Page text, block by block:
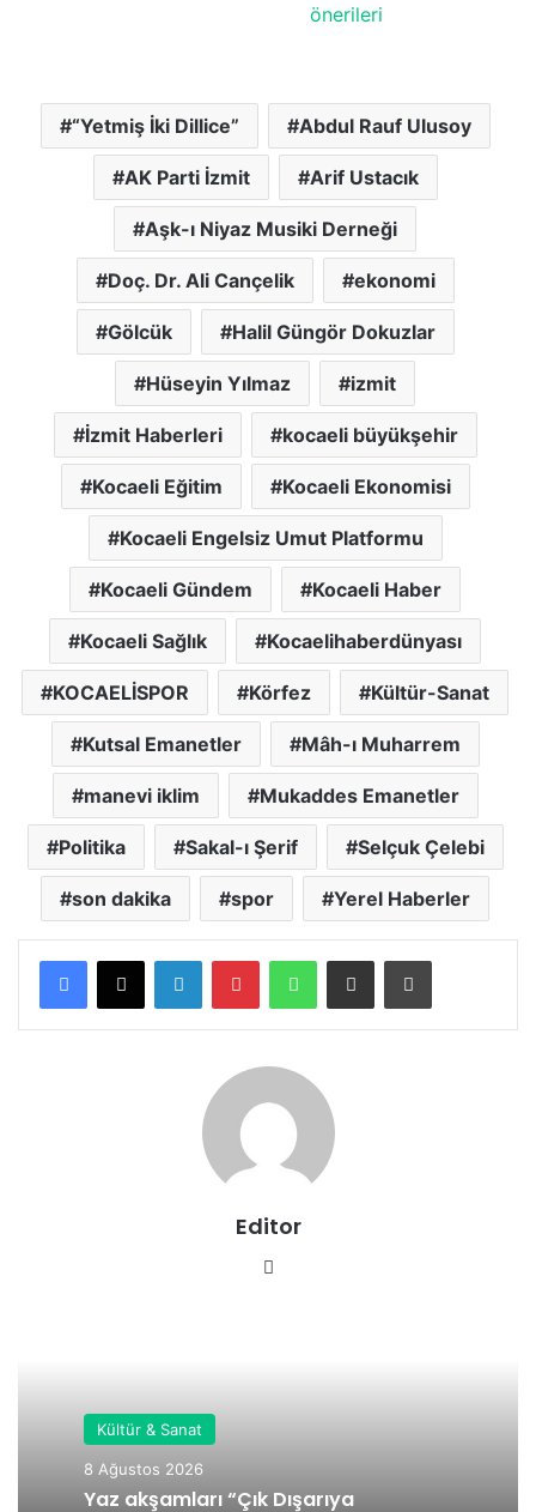
önerileri
“Yetmiş İki Dillice” Abdul Rauf Ulusoy
AK Parti İzmit Arif Ustacık
Aşk-ı Niyaz Musiki Derneği
Doç. Dr. Ali Cançelik ekonomi
Gölcük Halil Güngör Dokuzlar
Hüseyin Yılmaz izmit
İzmit Haberleri kocaeli büyükşehir
Kocaeli Eğitim Kocaeli Ekonomisi
Kocaeli Engelsiz Umut Platformu
Kocaeli Gündem Kocaeli Haber
Kocaeli Sağlık Kocaelihaberdünyası
KOCAELİSPOR Körfez Kültür-Sanat
Kutsal Emanetler Mâh-ı Muharrem
manevi iklim Mukaddes Emanetler
Politika Sakal-ı Şerif Selçuk Çelebi
son dakika spor Yerel Haberler
Editor
Kültür & Sanat
8 Ağustos 2026
Yaz akşamları “Çık Dışarıya